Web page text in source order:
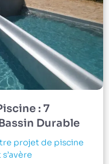
: 7
Durable
projet de piscine